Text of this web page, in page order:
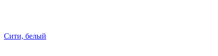
Сити, белый